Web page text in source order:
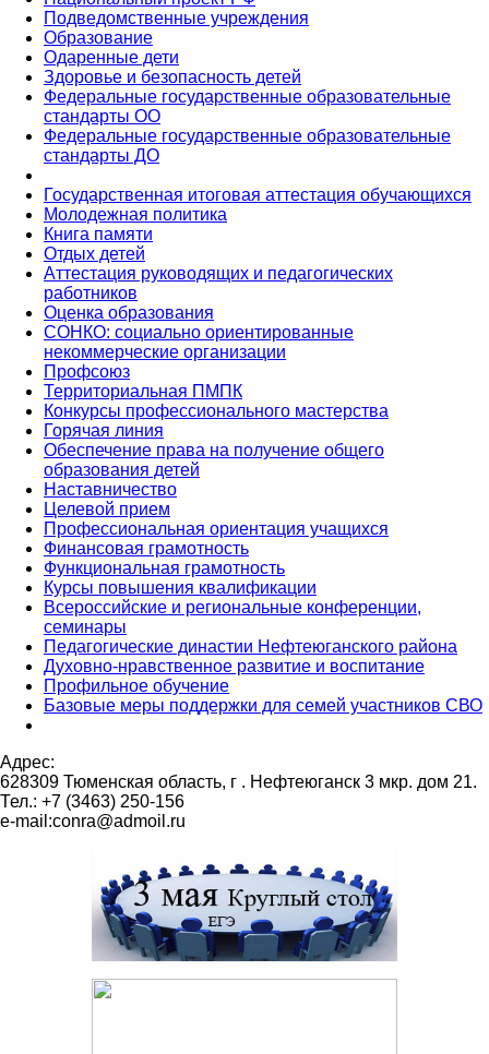
Подведомственные учреждения
Образование
Одаренные дети
Здоровье и безопасность детей
Федеральные государственные образовательные
стандарты ОО
Федеральные государственные образовательные
стандарты ДО
Государственная итоговая аттестация обучающихся
Молодежная политика
Книга памяти
Отдых детей
Аттестация руководящих и педагогических
работников
Оценка образования
СОНКО: социально ориентированные
некоммерческие организации
Профсоюз
Территориальная ПМПК
Конкурсы профессионального мастерства
Горячая линия
Обеспечение права на получение общего
образования детей
Наставничество
Целевой прием
Профессиональная ориентация учащихся
Финансовая грамотность
Функциональная грамотность
Курсы повышения квалификации
Всероссийские и региональные конференции,
семинары
Педагогические династии Нефтеюганского района
Духовно-нравственное развитие и воспитание
Профильное обучение
Базовые меры поддержки для семей участников СВО
Адрес:
628309 Тюменская область, г . Нефтеюганск 3 мкр. дом 21.
Тел.: +7 (3463) 250-156
e-mail:conra@admoil.ru